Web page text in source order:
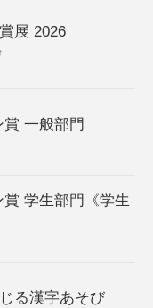
展 2026
一般部門
学生部門《学生
る漢字あそび